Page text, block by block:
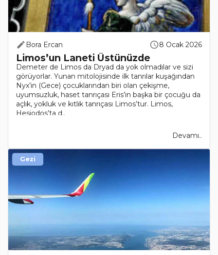
Bora Ercan 8 Ocak 2026
Limos’un Laneti Üstünüzde
Demeter de Limos da Dryad da yok olmadılar ve sizi
görüyorlar. Yunan mitolojisinde ilk tanrılar kuşağından
Nyx’in (Gece) çocuklarından biri olan çekişme,
uyumsuzluk, haset tanrıçası Eris’in başka bir çocuğu da
açlık, yokluk ve kıtlık tanrıçası Limos’tur. Limos,
Hesiodos’ta d..
Devamı..
Gezi